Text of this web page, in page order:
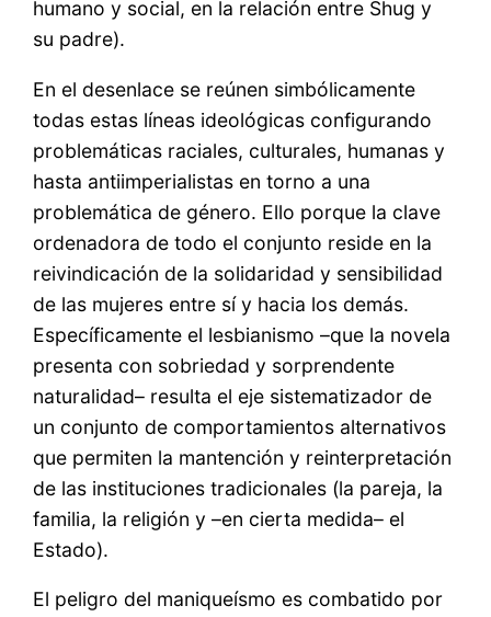
humano y social, en la relación entre Shug y
su padre).
En el desenlace se reúnen simbólicamente
todas estas líneas ideológicas configurando
problemáticas raciales, culturales, humanas y
hasta antiimperialistas en torno a una
problemática de género. Ello porque la clave
ordenadora de todo el conjunto reside en la
reivindicación de la solidaridad y sensibilidad
de las mujeres entre sí y hacia los demás.
Específicamente el lesbianismo –que la novela
presenta con sobriedad y sorprendente
naturalidad– resulta el eje sistematizador de
un conjunto de comportamientos alternativos
que permiten la mantención y reinterpretación
de las instituciones tradicionales (la pareja, la
familia, la religión y –en cierta medida– el
Estado).
El peligro del maniqueísmo es combatido por